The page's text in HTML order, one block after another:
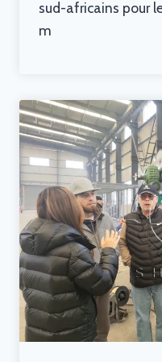
sud-africains pour
m